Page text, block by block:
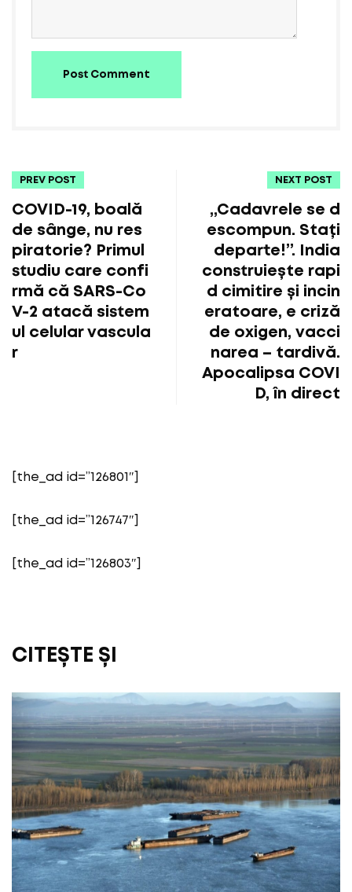
Post Comment
PREV POST
COVID-19, boală
de sânge, nu res
piratorie? Primul
studiu care confi
rmă că SARS-Co
V-2 atacă sistem
ul celular vascula
r
NEXT POST
„Cadavrele se d
escompun. Stați
departe!”. India
construiește rapi
d cimitire și incin
eratoare, e criză
de oxigen, vacci
narea – tardivă.
Apocalipsa COVI
D, în direct
[the_ad id=”126801″]
[the_ad id=”126747″]
[the_ad id=”126803″]
CITEȘTE ȘI